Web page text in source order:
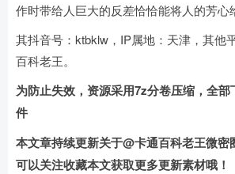
作时带给人巨大的反差恰恰能将人的芳心
其抖音号：ktbklw，IP属地：天津，其他
百科老王。
为防止失效，资源采用7z分卷压缩，全
件
本文章持续更新关于@卡通百科老王微密
可以关注收藏本文获取更多更新素材哦！